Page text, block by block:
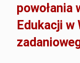
powołania
Edukacji w